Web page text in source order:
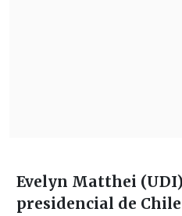
Evelyn Matthei (UDI)
presidencial de